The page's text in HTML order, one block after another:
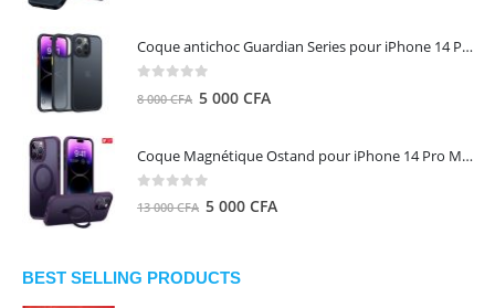
500 CFA.
Coque antichoc Guardian Series pour iPhone 14 Pro Max - TORRAS
8 000CFA Le
était :
000 CFA.
5 000 CFA
000 CFA.
Coque Magnétique Ostand pour iPhone 14 Pro Max - Violet Foncé - TORRAS
13 000CFA Le
était :
5 000 CFA
BEST SELLING PRODUCTS